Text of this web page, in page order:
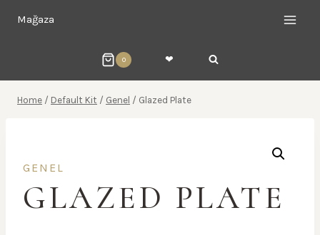
Mağaza
0 ❤︎
Home / Default Kit / Genel / Glazed Plate
GENEL
GLAZED PLATE